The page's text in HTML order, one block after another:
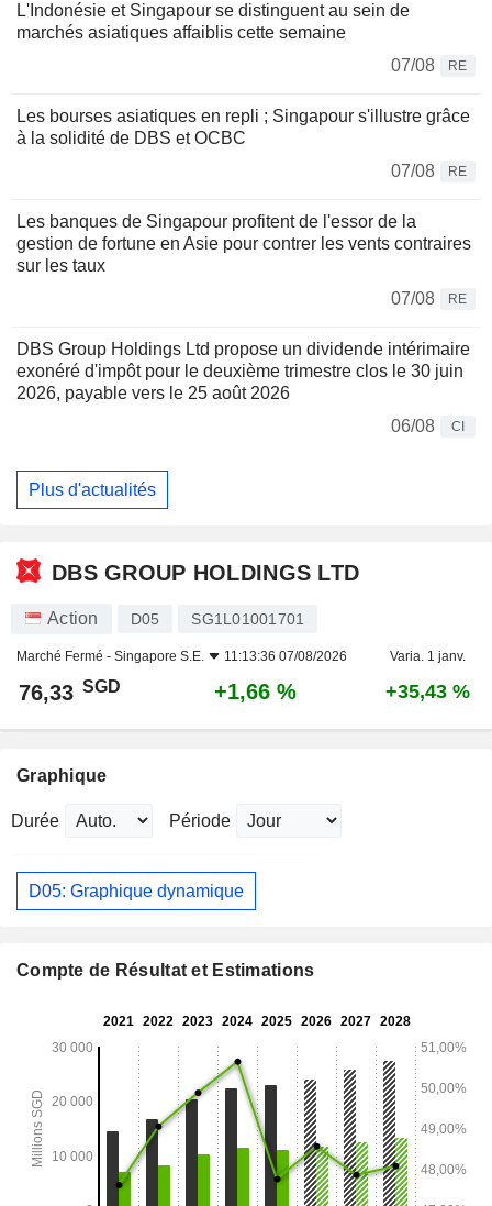
L'Indonésie et Singapour se distinguent au sein de
marchés asiatiques affaiblis cette semaine
07/08
RE
Les bourses asiatiques en repli ; Singapour s'illustre grâce
à la solidité de DBS et OCBC
07/08
RE
Les banques de Singapour profitent de l'essor de la
gestion de fortune en Asie pour contrer les vents contraires
sur les taux
07/08
RE
DBS Group Holdings Ltd propose un dividende intérimaire
exonéré d'impôt pour le deuxième trimestre clos le 30 juin
2026, payable vers le 25 août 2026
06/08
CI
Plus d'actualités
DBS GROUP HOLDINGS LTD
Action D05 SG1L01001701
Marché Fermé - Singapore S.E. 11:13:36 07/08/2026 Varia. 1 janv.
76,33 SGD +1,66 % +35,43 %
Graphique
Durée Période
D05: Graphique dynamique
Compte de Résultat et Estimations